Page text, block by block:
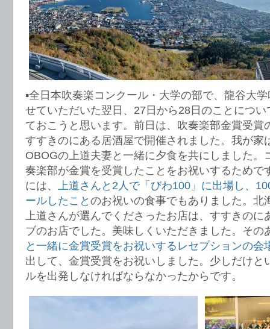
▪️全日本吹奏楽コンクール・大学の部で、龍谷大
せていただいた翌日、27日から28日のことにつ
ておこうと思います。前日は、吹奏楽部金賞受賞
すすきのにある居酒屋で開催されました。我が家
OBOGの上道夫妻と一緒に夕食を共にしました。
奏楽部が金賞を受賞したことをお祝いするためで
には、
上道さんと2人で「びわ100」に出場し、
ールしたこと のお祝いの食事でもありました。北
上道さんが選んでくださったお店は、すすきの
ブのお店でした。美味しくいただきました。その
と一緒に金賞受賞をお祝いするレセプションの会
出して、金賞受賞をお祝いしました。少しだけと
ルを出発しなければならなかったからです。